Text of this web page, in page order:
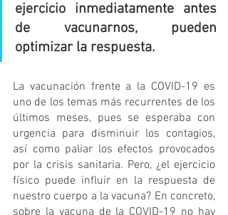
ejercicio inmediatamente antes
de vacunarnos, pueden
optimizar la respuesta.
La vacunación frente a la COVID-19 es
uno de los temas más recurrentes de los
últimos meses, pues se esperaba con
urgencia para disminuir los contagios,
así como paliar los efectos provocados
por la crisis sanitaria. Pero, ¿el ejercicio
físico puede influir en la respuesta de
nuestro cuerpo a la vacuna? En concreto,